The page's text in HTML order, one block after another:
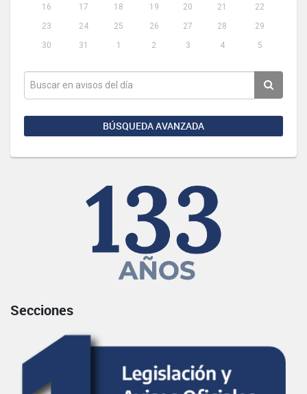
16
17 18 19 20 21
22
23
24 25 26 27 28
29
30
31 1 2 3 4 5
BÚSQUEDA AVANZADA
Secciones